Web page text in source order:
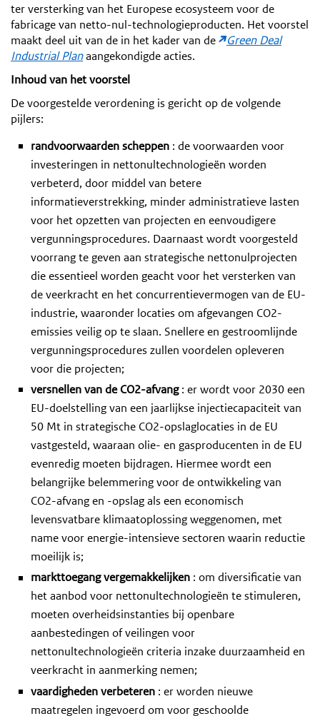
ter versterking van het Europese ecosysteem voor de
fabricage van netto-nul-technologieproducten. Het voorstel
maakt deel uit van de in het kader van de
Green Deal
Industrial Planaangekondigde acties.
Inhoud van het voorstel
De voorgestelde verordening is gericht op de volgende
pijlers:
randvoorwaarden scheppen : de voorwaarden voor
investeringen in nettonultechnologieën worden
verbeterd, door middel van betere
informatieverstrekking, minder administratieve lasten
voor het opzetten van projecten en eenvoudigere
vergunningsprocedures. Daarnaast wordt voorgesteld
voorrang te geven aan strategische nettonulprojecten
die essentieel worden geacht voor het versterken van
de veerkracht en het concurrentievermogen van de EU-
industrie, waaronder locaties om afgevangen CO2-
emissies veilig op te slaan. Snellere en gestroomlijnde
vergunningsprocedures zullen voordelen opleveren
voor die projecten;
versnellen van de CO2-afvang : er wordt voor 2030 een
EU-doelstelling van een jaarlijkse injectiecapaciteit van
50 Mt in strategische CO2-opslaglocaties in de EU
vastgesteld, waaraan olie- en gasproducenten in de EU
evenredig moeten bijdragen. Hiermee wordt een
belangrijke belemmering voor de ontwikkeling van
CO2-afvang en -opslag als een economisch
levensvatbare klimaatoplossing weggenomen, met
name voor energie-intensieve sectoren waarin reductie
moeilijk is;
markttoegang vergemakkelijken : om diversificatie van
het aanbod voor nettonultechnologieën te stimuleren,
moeten overheidsinstanties bij openbare
aanbestedingen of veilingen voor
nettonultechnologieën criteria inzake duurzaamheid en
veerkracht in aanmerking nemen;
vaardigheden verbeteren : er worden nieuwe
maatregelen ingevoerd om voor geschoolde